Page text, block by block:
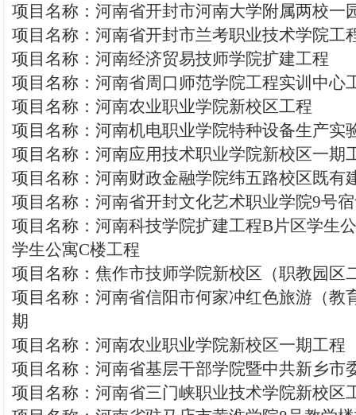
项目名称：河南省开封市河南大学附属两校一
项目名称：河南省开封市兰考职业技术学院工
项目名称：河南经济贸易技师学院扩建工程
项目名称：河南省周口师范学院工程实训中心
项目名称：河南农业职业学院新校区工程
项目名称：河南机电职业学院特种设备生产实
项目名称：河南应用技术职业学院新校区一期
项目名称：河南财政金融学院纬五路校区既有
项目名称：河南省开封文化艺术职业学院9号
项目名称：河南科技学院扩建工程B片区学生
学生公寓C楼工程
项目名称：焦作市技师学院新校区（职教园区
项目名称：河南省信阳市何家冲红色旅游（教
期
项目名称：河南农业职业学院新校区一期工程
项目名称：河南省基层干部学院暨中共新乡市
项目名称：河南省三门峡职业技术学院新校区